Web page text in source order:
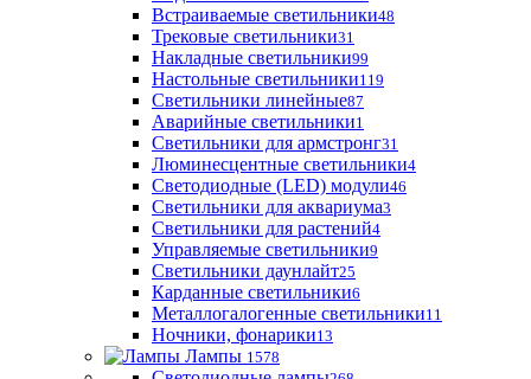
Встраиваемые светильники48
Трековые светильники31
Накладные светильники99
Настольные светильники119
Светильники линейные87
Аварийные светильники1
Светильники для армстронг31
Люминесцентные светильники4
Светодиодные (LED) модули46
Светильники для аквариума3
Светильники для растений4
Управляемые светильники9
Светильники даунлайт25
Карданные светильники6
Металлогалогенные светильники11
Ночники, фонарики13
Лампы 1578